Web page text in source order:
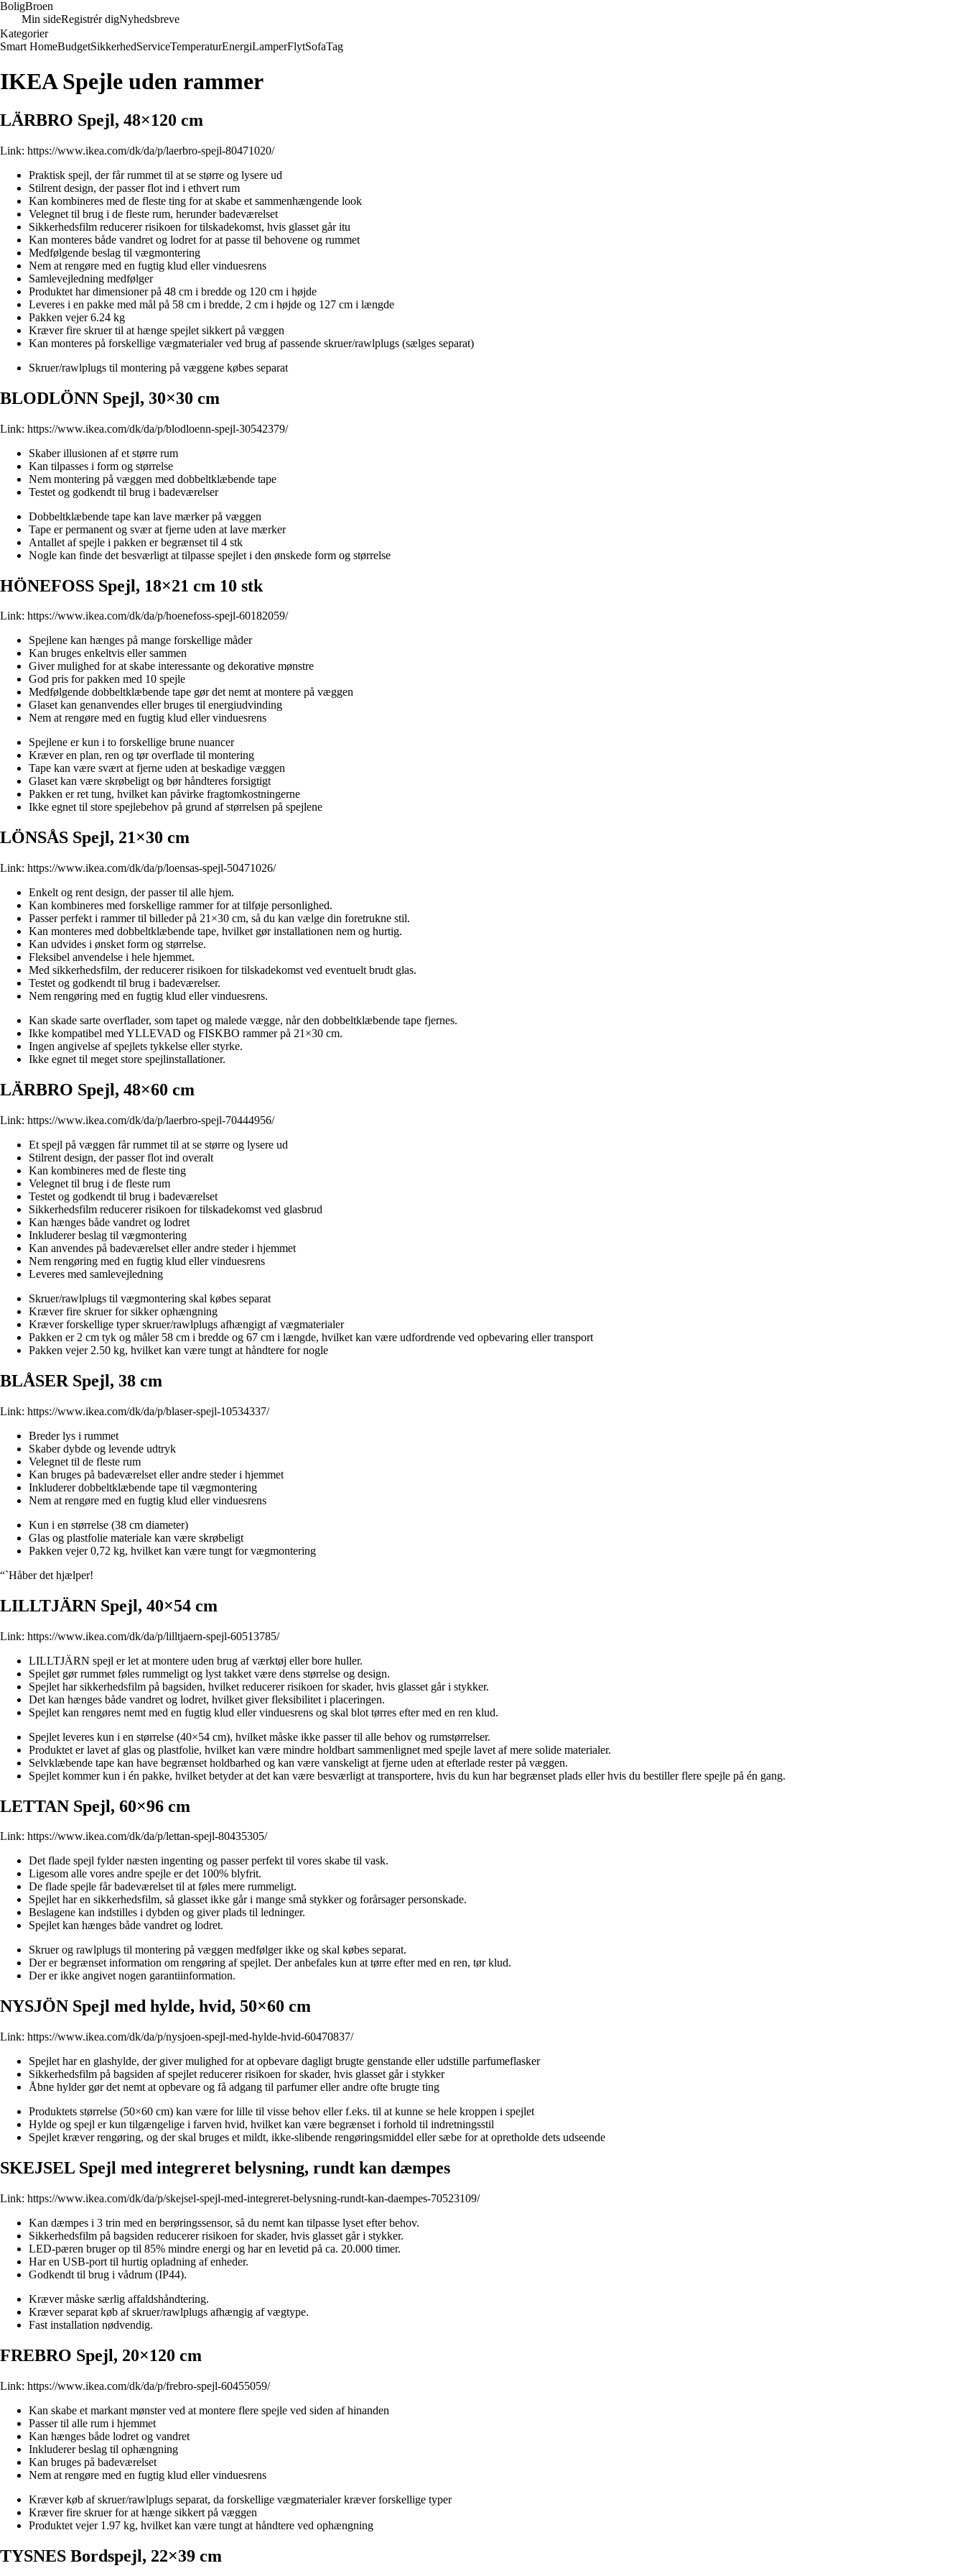
BoligBroen
Min sideRegistrér digNyhedsbreve
Kategorier
Smart HomeBudgetSikkerhedServiceTemperaturEnergiLamperFlytSofaTag
IKEA Spejle uden rammer
LÄRBRO Spejl, 48×120 cm
Link: https://www.ikea.com/dk/da/p/laerbro-spejl-80471020/
Praktisk spejl, der får rummet til at se større og lysere ud
Stilrent design, der passer flot ind i ethvert rum
Kan kombineres med de fleste ting for at skabe et sammenhængende look
Velegnet til brug i de fleste rum, herunder badeværelset
Sikkerhedsfilm reducerer risikoen for tilskadekomst, hvis glasset går itu
Kan monteres både vandret og lodret for at passe til behovene og rummet
Medfølgende beslag til vægmontering
Nem at rengøre med en fugtig klud eller vinduesrens
Samlevejledning medfølger
Produktet har dimensioner på 48 cm i bredde og 120 cm i højde
Leveres i en pakke med mål på 58 cm i bredde, 2 cm i højde og 127 cm i længde
Pakken vejer 6.24 kg
Kræver fire skruer til at hænge spejlet sikkert på væggen
Kan monteres på forskellige vægmaterialer ved brug af passende skruer/rawlplugs (sælges separat)
Skruer/rawlplugs til montering på væggene købes separat
BLODLÖNN Spejl, 30×30 cm
Link: https://www.ikea.com/dk/da/p/blodloenn-spejl-30542379/
Skaber illusionen af et større rum
Kan tilpasses i form og størrelse
Nem montering på væggen med dobbeltklæbende tape
Testet og godkendt til brug i badeværelser
Dobbeltklæbende tape kan lave mærker på væggen
Tape er permanent og svær at fjerne uden at lave mærker
Antallet af spejle i pakken er begrænset til 4 stk
Nogle kan finde det besværligt at tilpasse spejlet i den ønskede form og størrelse
HÖNEFOSS Spejl, 18×21 cm 10 stk
Link: https://www.ikea.com/dk/da/p/hoenefoss-spejl-60182059/
Spejlene kan hænges på mange forskellige måder
Kan bruges enkeltvis eller sammen
Giver mulighed for at skabe interessante og dekorative mønstre
God pris for pakken med 10 spejle
Medfølgende dobbeltklæbende tape gør det nemt at montere på væggen
Glaset kan genanvendes eller bruges til energiudvinding
Nem at rengøre med en fugtig klud eller vinduesrens
Spejlene er kun i to forskellige brune nuancer
Kræver en plan, ren og tør overflade til montering
Tape kan være svært at fjerne uden at beskadige væggen
Glaset kan være skrøbeligt og bør håndteres forsigtigt
Pakken er ret tung, hvilket kan påvirke fragtomkostningerne
Ikke egnet til store spejlebehov på grund af størrelsen på spejlene
LÖNSÅS Spejl, 21×30 cm
Link: https://www.ikea.com/dk/da/p/loensas-spejl-50471026/
Enkelt og rent design, der passer til alle hjem.
Kan kombineres med forskellige rammer for at tilføje personlighed.
Passer perfekt i rammer til billeder på 21×30 cm, så du kan vælge din foretrukne stil.
Kan monteres med dobbeltklæbende tape, hvilket gør installationen nem og hurtig.
Kan udvides i ønsket form og størrelse.
Fleksibel anvendelse i hele hjemmet.
Med sikkerhedsfilm, der reducerer risikoen for tilskadekomst ved eventuelt brudt glas.
Testet og godkendt til brug i badeværelser.
Nem rengøring med en fugtig klud eller vinduesrens.
Kan skade sarte overflader, som tapet og malede vægge, når den dobbeltklæbende tape fjernes.
Ikke kompatibel med YLLEVAD og FISKBO rammer på 21×30 cm.
Ingen angivelse af spejlets tykkelse eller styrke.
Ikke egnet til meget store spejlinstallationer.
LÄRBRO Spejl, 48×60 cm
Link: https://www.ikea.com/dk/da/p/laerbro-spejl-70444956/
Et spejl på væggen får rummet til at se større og lysere ud
Stilrent design, der passer flot ind overalt
Kan kombineres med de fleste ting
Velegnet til brug i de fleste rum
Testet og godkendt til brug i badeværelset
Sikkerhedsfilm reducerer risikoen for tilskadekomst ved glasbrud
Kan hænges både vandret og lodret
Inkluderer beslag til vægmontering
Kan anvendes på badeværelset eller andre steder i hjemmet
Nem rengøring med en fugtig klud eller vinduesrens
Leveres med samlevejledning
Skruer/rawlplugs til vægmontering skal købes separat
Kræver fire skruer for sikker ophængning
Kræver forskellige typer skruer/rawlplugs afhængigt af vægmaterialer
Pakken er 2 cm tyk og måler 58 cm i bredde og 67 cm i længde, hvilket kan være udfordrende ved opbevaring eller transport
Pakken vejer 2.50 kg, hvilket kan være tungt at håndtere for nogle
BLÅSER Spejl, 38 cm
Link: https://www.ikea.com/dk/da/p/blaser-spejl-10534337/
Breder lys i rummet
Skaber dybde og levende udtryk
Velegnet til de fleste rum
Kan bruges på badeværelset eller andre steder i hjemmet
Inkluderer dobbeltklæbende tape til vægmontering
Nem at rengøre med en fugtig klud eller vinduesrens
Kun i en størrelse (38 cm diameter)
Glas og plastfolie materiale kan være skrøbeligt
Pakken vejer 0,72 kg, hvilket kan være tungt for vægmontering
“`Håber det hjælper!
LILLTJÄRN Spejl, 40×54 cm
Link: https://www.ikea.com/dk/da/p/lilltjaern-spejl-60513785/
LILLTJÄRN spejl er let at montere uden brug af værktøj eller bore huller.
Spejlet gør rummet føles rummeligt og lyst takket være dens størrelse og design.
Spejlet har sikkerhedsfilm på bagsiden, hvilket reducerer risikoen for skader, hvis glasset går i stykker.
Det kan hænges både vandret og lodret, hvilket giver fleksibilitet i placeringen.
Spejlet kan rengøres nemt med en fugtig klud eller vinduesrens og skal blot tørres efter med en ren klud.
Spejlet leveres kun i en størrelse (40×54 cm), hvilket måske ikke passer til alle behov og rumstørrelser.
Produktet er lavet af glas og plastfolie, hvilket kan være mindre holdbart sammenlignet med spejle lavet af mere solide materialer.
Selvklæbende tape kan have begrænset holdbarhed og kan være vanskeligt at fjerne uden at efterlade rester på væggen.
Spejlet kommer kun i én pakke, hvilket betyder at det kan være besværligt at transportere, hvis du kun har begrænset plads eller hvis du bestiller flere spejle på én gang.
LETTAN Spejl, 60×96 cm
Link: https://www.ikea.com/dk/da/p/lettan-spejl-80435305/
Det flade spejl fylder næsten ingenting og passer perfekt til vores skabe til vask.
Ligesom alle vores andre spejle er det 100% blyfrit.
De flade spejle får badeværelset til at føles mere rummeligt.
Spejlet har en sikkerhedsfilm, så glasset ikke går i mange små stykker og forårsager personskade.
Beslagene kan indstilles i dybden og giver plads til ledninger.
Spejlet kan hænges både vandret og lodret.
Skruer og rawlplugs til montering på væggen medfølger ikke og skal købes separat.
Der er begrænset information om rengøring af spejlet. Der anbefales kun at tørre efter med en ren, tør klud.
Der er ikke angivet nogen garantiinformation.
NYSJÖN Spejl med hylde, hvid, 50×60 cm
Link: https://www.ikea.com/dk/da/p/nysjoen-spejl-med-hylde-hvid-60470837/
Spejlet har en glashylde, der giver mulighed for at opbevare dagligt brugte genstande eller udstille parfumeflasker
Sikkerhedsfilm på bagsiden af spejlet reducerer risikoen for skader, hvis glasset går i stykker
Åbne hylder gør det nemt at opbevare og få adgang til parfumer eller andre ofte brugte ting
Produktets størrelse (50×60 cm) kan være for lille til visse behov eller f.eks. til at kunne se hele kroppen i spejlet
Hylde og spejl er kun tilgængelige i farven hvid, hvilket kan være begrænset i forhold til indretningsstil
Spejlet kræver rengøring, og der skal bruges et mildt, ikke-slibende rengøringsmiddel eller sæbe for at opretholde dets udseende
SKEJSEL Spejl med integreret belysning, rundt kan dæmpes
Link: https://www.ikea.com/dk/da/p/skejsel-spejl-med-integreret-belysning-rundt-kan-daempes-70523109/
Kan dæmpes i 3 trin med en berøringssensor, så du nemt kan tilpasse lyset efter behov.
Sikkerhedsfilm på bagsiden reducerer risikoen for skader, hvis glasset går i stykker.
LED-pæren bruger op til 85% mindre energi og har en levetid på ca. 20.000 timer.
Har en USB-port til hurtig opladning af enheder.
Godkendt til brug i vådrum (IP44).
Kræver måske særlig affaldshåndtering.
Kræver separat køb af skruer/rawlplugs afhængig af vægtype.
Fast installation nødvendig.
FREBRO Spejl, 20×120 cm
Link: https://www.ikea.com/dk/da/p/frebro-spejl-60455059/
Kan skabe et markant mønster ved at montere flere spejle ved siden af hinanden
Passer til alle rum i hjemmet
Kan hænges både lodret og vandret
Inkluderer beslag til ophængning
Kan bruges på badeværelset
Nem at rengøre med en fugtig klud eller vinduesrens
Kræver køb af skruer/rawlplugs separat, da forskellige vægmaterialer kræver forskellige typer
Kræver fire skruer for at hænge sikkert på væggen
Produktet vejer 1.97 kg, hvilket kan være tungt at håndtere ved ophængning
TYSNES Bordspejl, 22×39 cm